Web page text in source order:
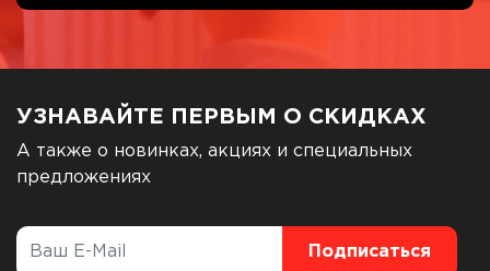
УЗНАВАЙТЕ ПЕРВЫМ О СКИДКАХ
А также о новинках, акциях и специальных
предложениях